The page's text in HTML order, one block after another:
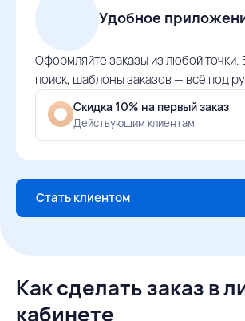
Удобное
Оформляйте заказы из любой точки.
поиск, шаблоны заказов — всё под
Скидка 10% на первый заказ
Действующим клиентам
Стать клиентом
Как сделать заказ в
кабинете